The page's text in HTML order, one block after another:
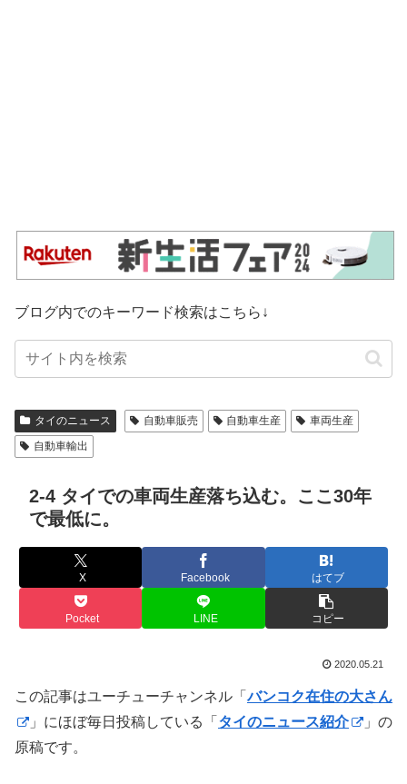
ブログ内でのキーワード検索はこちら↓
タイのニュース 自動車販売 自動車生産
車両生産
自動車輸出
2-4 タイでの車両生産落ち込む。ここ30年
で最低に。
X Facebook はてブ
Pocket LINE コピー
2020.05.21
この記事はユーチューチャンネル「バンコク在住の大さん
」にほぼ毎日投稿している「 タイのニュース紹介
」の
原稿です。